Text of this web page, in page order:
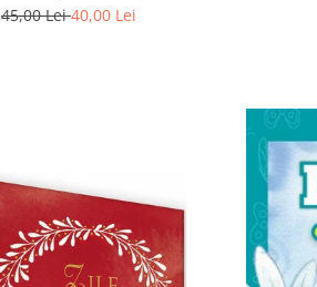
45,00 Lei40,00 Lei